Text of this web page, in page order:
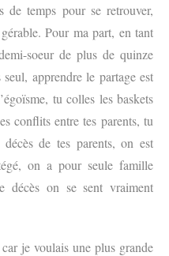
de temps pour se retrouver,
Pour ma part, en tant
soeur de plus de quinze
apprendre le partage est
tu colles les baskets
conflits entre tes parents, tu
de tes parents, on est
on a pour seule famille
décès on se sent vraiment
je voulais une plus grande